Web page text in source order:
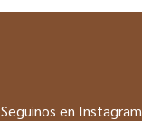
Seguinos en Instagram